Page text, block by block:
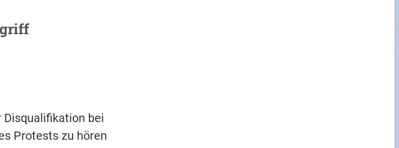
bei
Protests zu hören